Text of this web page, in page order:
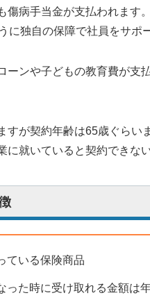
傷病手当金が支払われます
に独自の保障で社員をサポ
ーンや子どもの教育費が支
が契約年齢は65歳ぐらい
就いていると契約できな
ている保険商品
った時に受け取れる金額は